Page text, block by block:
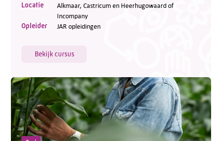
Locatie
Alkmaar, Castricum en Heerhugowaard of
Incompany
Opleider JAR opleidingen
Bekijk cursus